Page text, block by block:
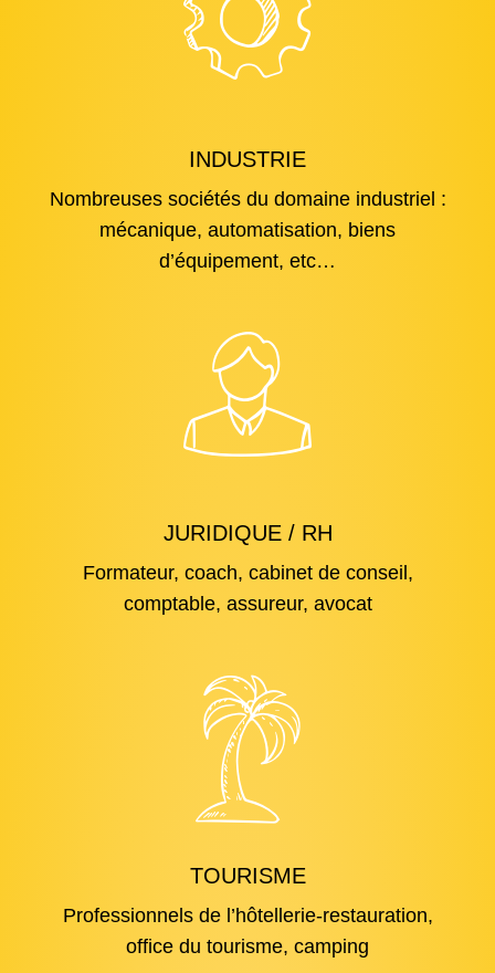
INDUSTRIE
Nombreuses sociétés du domaine industriel :
mécanique, automatisation, biens
d’équipement, etc…
JURIDIQUE / RH
Formateur, coach, cabinet de conseil,
comptable, assureur, avocat
TOURISME
Professionnels de l’hôtellerie-restauration,
office du tourisme, camping